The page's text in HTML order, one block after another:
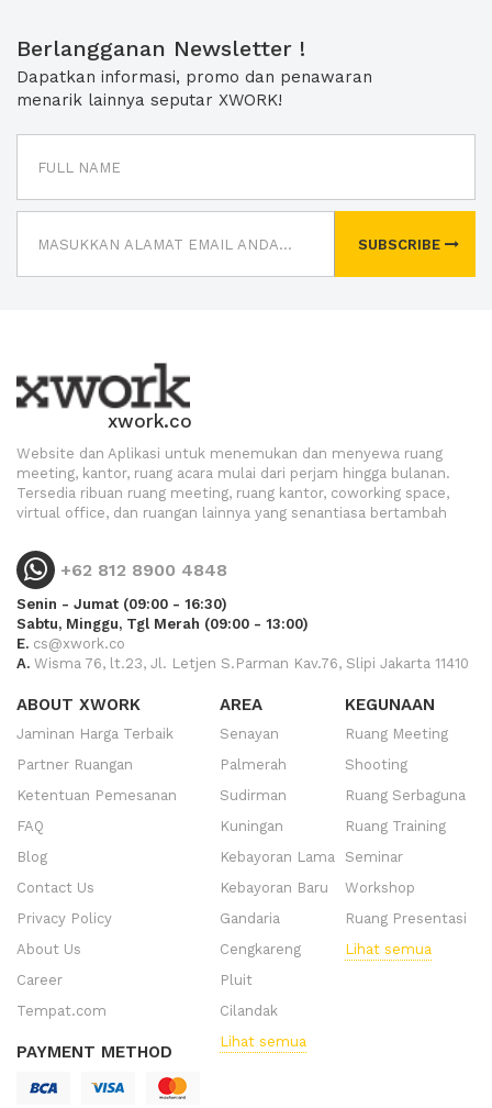
Berlangganan Newsletter !
Dapatkan informasi, promo dan penawaran
menarik lainnya seputar XWORK!
SUBSCRIBE
xwork.co
Website dan Aplikasi untuk menemukan dan menyewa ruang
meeting, kantor, ruang acara mulai dari perjam hingga bulanan.
Tersedia ribuan ruang meeting, ruang kantor, coworking space,
virtual office, dan ruangan lainnya yang senantiasa bertambah
+62 812 8900 4848
Senin - Jumat (09:00 - 16:30)
Sabtu, Minggu, Tgl Merah (09:00 - 13:00)
E. cs@xwork.co
A. Wisma 76, lt.23, Jl. Letjen S.Parman Kav.76, Slipi Jakarta 11410
ABOUT XWORK
Jaminan Harga Terbaik
Partner Ruangan
Ketentuan Pemesanan
FAQ
Blog
Contact Us
Privacy Policy
About Us
Career
Tempat.com
PAYMENT METHOD
AREA
Senayan
Palmerah
Sudirman
Kuningan
Kebayoran Lama
Kebayoran Baru
Gandaria
Cengkareng
Pluit
Cilandak
Lihat semua
KEGUNAAN
Ruang Meeting
Shooting
Ruang Serbaguna
Ruang Training
Seminar
Workshop
Ruang Presentasi
Lihat semua